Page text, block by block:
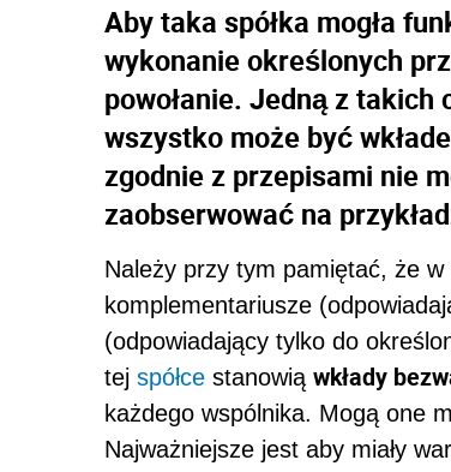
Aby taka spółka mogła
wykonanie określonych
powołanie. Jedną z
wszystko może być
zgodnie z przepisami nie
zaobserwować na
Należy przy tym pamiętać, że w
komplementariusze
(odpowiadający tylko do
tej spółce stanowią wkłady
każdego wspólnika. Mogą one
Najważniejsze jest aby miały